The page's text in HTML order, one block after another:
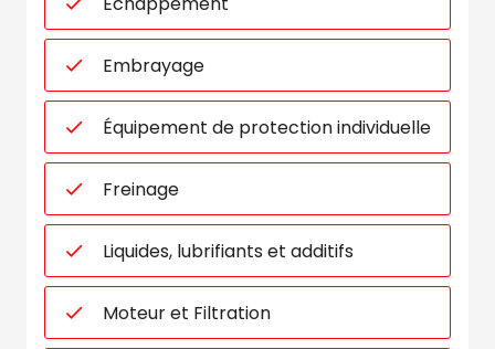
Embrayage
Équipement de protection individuelle
Freinage
Liquides, lubrifiants et additifs
Moteur et Filtration